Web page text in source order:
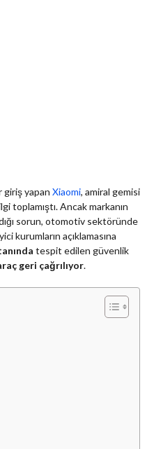
giriş yapan Xiaomi, amiral gemisi
toplamıştı. Ancak markanın
sorun, otomotiv sektöründe
kurumların açıklamasına
tespit edilen güvenlik
geri çağrılıyor.